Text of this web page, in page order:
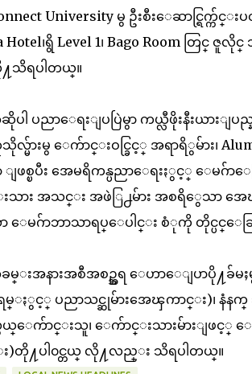
University မွ ဦးစီးေဆာင္ရြက္က်
Hotel၊ရွိ Level 1၊ Bago Room တြင္
သိရပါတယ္။
ပါ ပညာေရးျပပြဲမွာ ကယ္လီဖိုးနီးယား
လ္မ်ားမွ ေက်ာင္းဝင္ခြင့္ အရာရိွမ်ား၊
ျဖစ္ၿပီး အေမရိကန္ပညာေရးႏွင့္ ေမဂ်ာေ
သား အသင္း အဖဲြ႕မ်ား အစရိွေသာ အေ
ေမဂ်ာဘာသာရပ္ေပါင္း စံုကို တိုင္ပင္ေဆ
မ္းအနားအစီအစဥ္အရ ေဟာေျပာပို႔ခ်မႈမွ
မ္ႏွင့္ ပညာသင္ဆုမ်ားအေၾကာင္း)၊ နံနက္ ၁၁
ေက်ာင္းသူ၊ ေက်ာင္းသားမ်ားျဖင့္ ေတ
)တို႔ပါ၀င္တယ္ လို႔လည္း သိရပါတယ္။